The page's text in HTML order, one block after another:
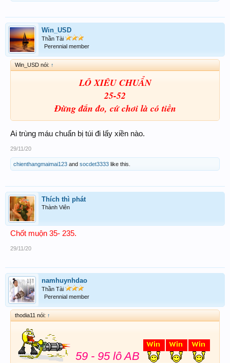
Win_USD
Thần Tài
Perennial member
Win_USD nói: ↑
LÔ XIÊU CHUẨN
25-52
Đừng đắn đo, cứ chơi là có tiền
Ai trùng máu chuẩn bị túi đi lấy xiền nào.
29/11/20
chienthangmaimai123 and socdet3333 like this.
Thích thì phát
Thành Viên
Chốt muộn 35- 235.
29/11/20
namhuynhdao
Thần Tài
Perennial member
thodia11 nói: ↑
59 - 95 lô AB